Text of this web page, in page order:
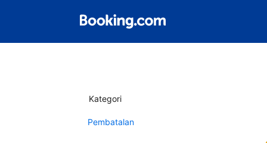
Kategori
Pembatalan